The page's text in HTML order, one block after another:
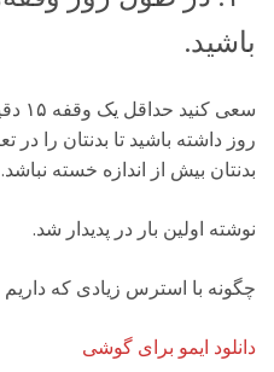
باشید.
سعی
روز داشته باشید تا بدنتان را در
بدنتان بیش از اندازه خسته نباشد.
نوشته اولین بار در پدیدار شد.
چگونه با استرس زیادی که
دانلود ایمو برای گوشی